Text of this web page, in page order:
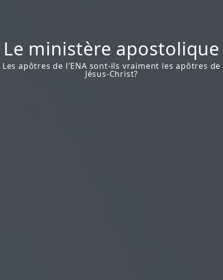
Le ministère apostolique
Les apôtres de l'ENA sont-ils vraiment les apôtres de
Jésus-Christ?